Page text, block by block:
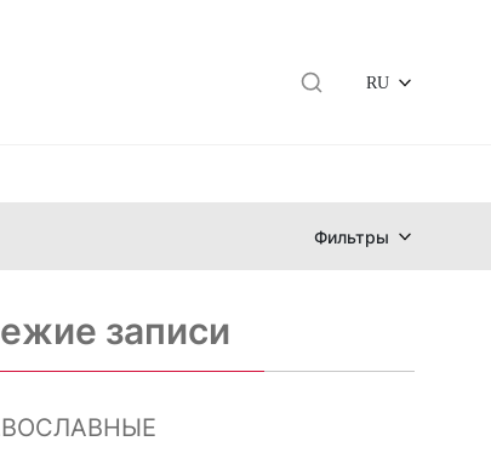
RU
Фильтры
записи